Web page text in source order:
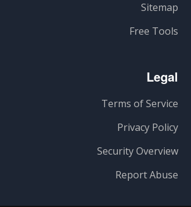
Sitemap
Free Tools
Legal
Terms of Service
Privacy Policy
Security Overview
Report Abuse